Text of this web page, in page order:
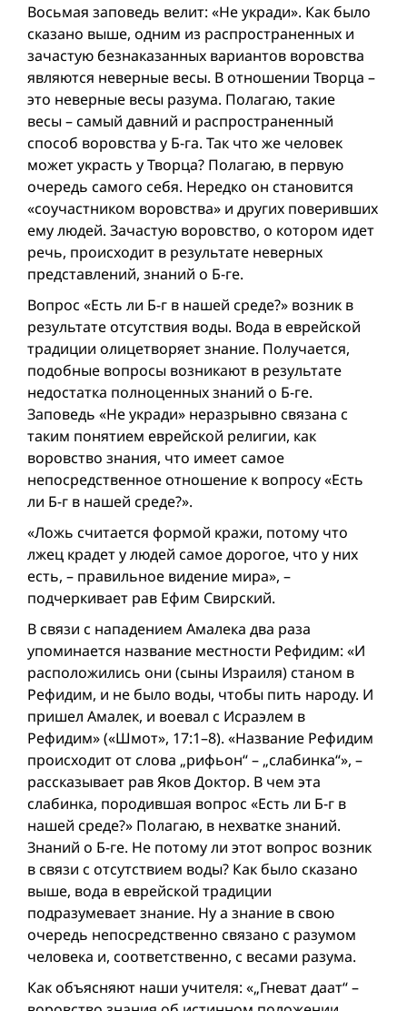
Восьмая заповедь велит: «Не укради». Как было
сказано выше, одним из распространенных и
зачастую безнаказанных вариантов воровства
являются неверные весы. В отношении Творца –
это неверные весы разума. Полагаю, такие
весы – самый давний и распространенный
способ воровства у Б-га. Так что же человек
может украсть у Творца? Полагаю, в первую
очередь самого себя. Нередко он становится
«соучастником воровства» и других поверивших
ему людей. Зачастую воровство, о котором идет
речь, происходит в результате неверных
представлений, знаний о Б-ге.
Вопрос «Есть ли Б-г в нашей среде?» возник в
результате отсутствия воды. Вода в еврейской
традиции олицетворяет знание. Получается,
подобные вопросы возникают в результате
недостатка полноценных знаний о Б-ге.
Заповедь «Не укради» неразрывно связана с
таким понятием еврейской религии, как
воровство знания, что имеет самое
непосредственное отношение к вопросу «Есть
ли Б-г в нашей среде?».
«Ложь считается формой кражи, потому что
лжец крадет у людей самое дорогое, что у них
есть, – правильное видение мира», –
подчеркивает рав Ефим Свирский.
В связи с нападением Амалека два раза
упоминается название местности Рефидим: «И
расположились они (сыны Израиля) станом в
Рефидим, и не было воды, чтобы пить народу. И
пришел Амалек, и воевал с Исраэлем в
Рефидим» («Шмот», 17:1–8). «Название Рефидим
происходит от слова „рифьон“ – „слабинка“», –
рассказывает рав Яков Доктор. В чем эта
слабинка, породившая вопрос «Есть ли Б-г в
нашей среде?» Полагаю, в нехватке знаний.
Знаний о Б-ге. Не потому ли этот вопрос возник
в связи с отсутствием воды? Как было сказано
выше, вода в еврейской традиции
подразумевает знание. Ну а знание в свою
очередь непосредственно связано с разумом
человека и, соответственно, с весами разума.
Как объясняют наши учителя: «„Гневат даат“ –